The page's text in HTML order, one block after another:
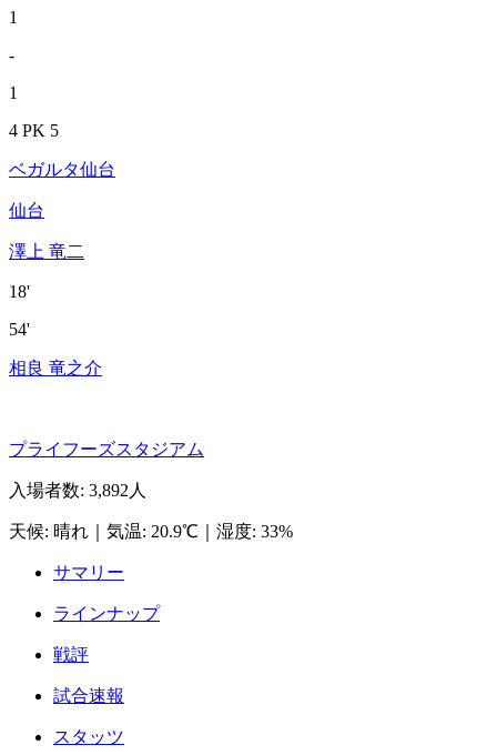
1
-
1
4 PK 5
ベガルタ仙台
仙台
澤上 竜二
18'
54'
相良 竜之介
プライフーズスタジアム
入場者数: 3,892人
天候: 晴れ 気温: 20.9℃ 湿度: 33%
サマリー
ラインナップ
戦評
試合速報
スタッツ